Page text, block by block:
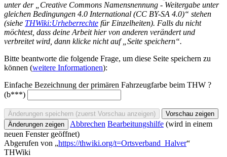
unter der „Creative Commons Namensnennung - Weitergabe unter
gleichen Bedingungen 4.0 International (CC BY-SA 4.0)“ stehen
(siehe THWiki:Urheberrechte für Einzelheiten). Falls du nicht
möchtest, dass deine Arbeit hier von anderen verändert und
verbreitet wird, dann klicke nicht auf „Seite speichern“.
Bitte beantworte die folgende Frage, um diese Seite speichern zu
können (weitere Informationen):
Einfache Bezeichnung der primären Fahrzeugfarbe beim THW ?
(b***)
Abbrechen Bearbeitungshilfe (wird in einem
neuen Fenster geöffnet)
Abgerufen von „https://thwiki.org/t=Ortsverband_Halver“
THWiki